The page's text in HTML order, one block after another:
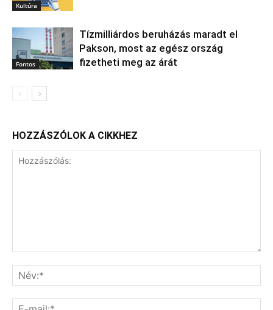
Kultúra
Fontos
Tízmilliárdos beruházás maradt el
Pakson, most az egész ország
fizetheti meg az árát
HOZZÁSZÓLOK A CIKKHEZ